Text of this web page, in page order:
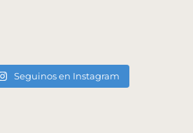
Seguinos en Instagram